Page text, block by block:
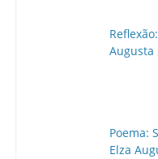
Augusta
Poema:
Elza